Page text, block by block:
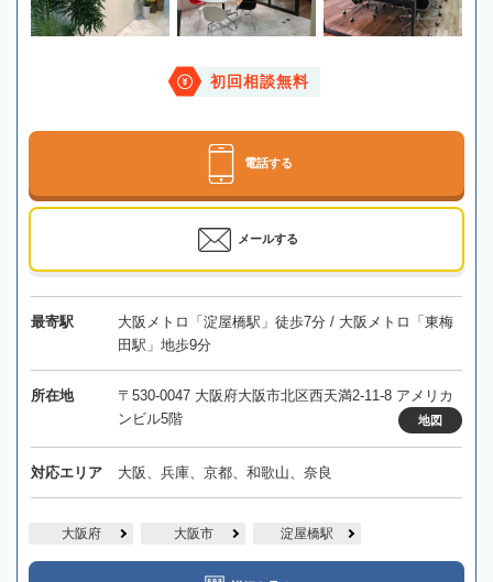
初回相談無料
電話する
メールする
最寄駅
大阪メトロ「淀屋橋駅」徒歩7分 / 大阪メトロ「東梅
田駅」地歩9分
所在地
〒530-0047 大阪府大阪市北区西天満2-11-8 アメリカ
ンビル5階
地図
対応エリア 大阪、兵庫、京都、和歌山、奈良
大阪府 大阪市 淀屋橋駅